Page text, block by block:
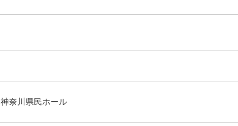
神奈川県民ホール